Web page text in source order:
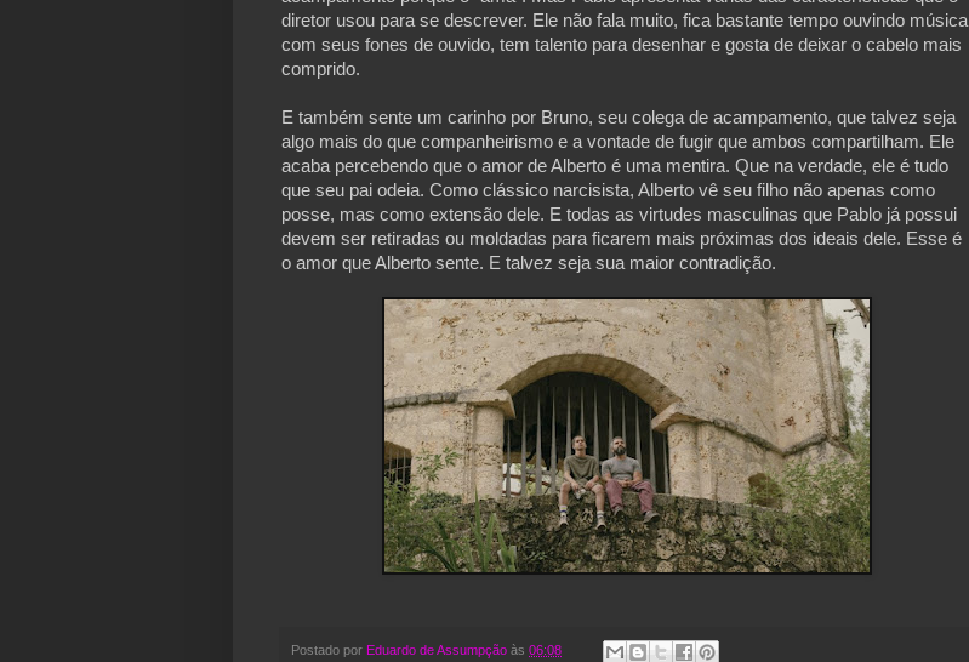
diretor usou para se descrever. Ele não fala muito, fica bastante tempo ouvindo música
com seus fones de ouvido, tem talento para desenhar e gosta de deixar o cabelo mais
comprido.
E também sente um carinho por Bruno, seu colega de acampamento, que talvez seja
algo mais do que companheirismo e a vontade de fugir que ambos compartilham. Ele
acaba percebendo que o amor de Alberto é uma mentira. Que na verdade, ele é tudo
que seu pai odeia. Como clássico narcisista, Alberto vê seu filho não apenas como
posse, mas como extensão dele. E todas as virtudes masculinas que Pablo já possui
devem ser retiradas ou moldadas para ficarem mais próximas dos ideais dele. Esse é
o amor que Alberto sente. E talvez seja sua maior contradição.
Postado por Eduardo de Assumpção às 06:08